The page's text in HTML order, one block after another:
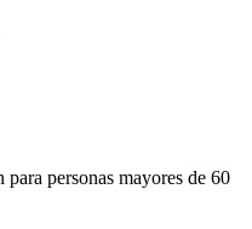
personas mayores de 60